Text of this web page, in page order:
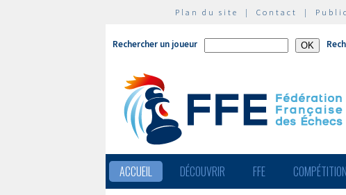
Plan du site | Contact |
Rechercher un joueur
ACCUEIL DÉCOUVRIR FFE